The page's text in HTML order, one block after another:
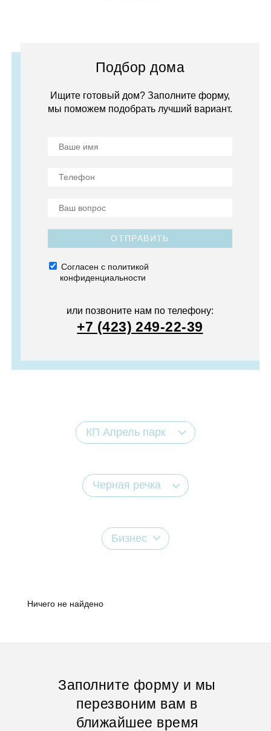
Подбор дома
Ищите готовый дом? Заполните форму,
мы поможем подобрать лучший вариант.
ОТПРАВИТЬ
Согласен с политикой
конфиденциальности
или позвоните нам по телефону:
+7 (423) 249-22-39
КП Апрель парк
Черная речка
Бизнес
Ничего не найдено
Заполните форму и мы
перезвоним вам в
ближайшее время